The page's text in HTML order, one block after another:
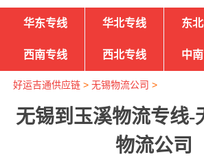
华东专线 华北专线 东
西南专线 西北专线 中
好运吉通供应链> 无锡物流公司 >
无锡到玉溪物流专线-
物流公司